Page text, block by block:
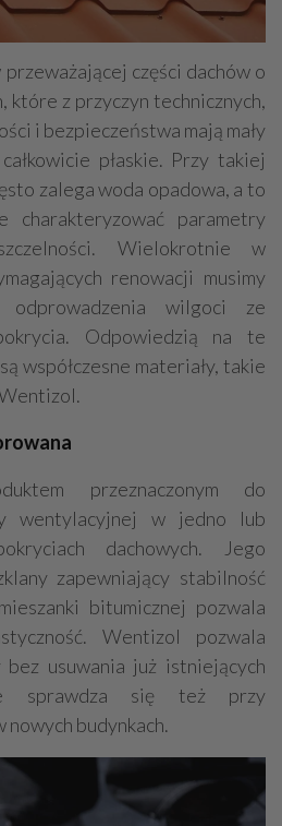
części dachów o
które z przyczyn technicznych,
i bezpieczeństwa mają mały
płaskie. Przy takiej
zalega woda opadowa, a to
charakteryzować parametry
Wielokrotnie w
renowacji musimy
odprowadzenia wilgoci ze
Odpowiedzią na te
współczesne materiały, takie
przeznaczonym do
wentylacyjnej w jedno lub
dachowych. Jego
zapewniający stabilność
bitumicznej pozwala
Wentizol pozwala
usuwania już istniejących
sprawdza się też przy
nowych budynkach.